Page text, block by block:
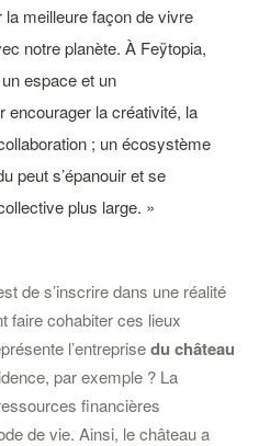
meilleure façon de vivre
notre planète. À Feÿtopia,
espace et un
encourager la créativité, la
; un écosystème
peut s’épanouir et se
plus large. »
de s’inscrire dans une réalité
faire cohabiter ces lieux
l’entreprisedu château
par exemple ? La
financières
de vie. Ainsi, le château a